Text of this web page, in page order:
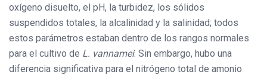
oxígeno disuelto, el pH, la turbidez, los sólidos
suspendidos totales, la alcalinidad y la salinidad; todos
estos parámetros estaban dentro de los rangos normales
para el cultivo de L. vannamei. Sin embargo, hubo una
diferencia significativa para el nitrógeno total de amonio